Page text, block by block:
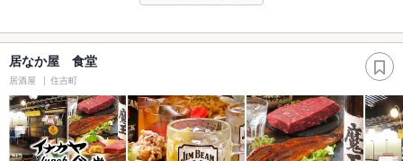
居なか屋 食堂
居酒屋 住吉町